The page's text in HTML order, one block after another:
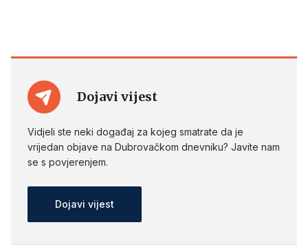
Dojavi vijest
Vidjeli ste neki događaj za kojeg smatrate da je
vrijedan objave na Dubrovačkom dnevniku? Javite nam
se s povjerenjem.
Dojavi vijest